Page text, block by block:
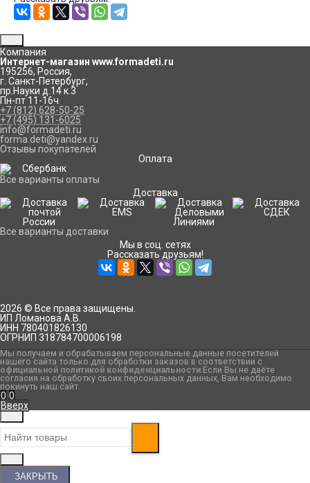
Компания
Интернет-магазин www.formadeti.ru
195256, Россия,
г. Санкт-Петербург,
пр.Науки д.14 к.3
Пн-пт 11-16ч
+7 (812) 628-50-25
+7 (495) 131-6025
info@formadeti.ru
forma.deti@yandex.ru
Отзывы покупателей
Оплата
Все варианты оплаты
Доставка
Все варианты доставки
Мы в соц. сетях
Рассказать друзьям!
2026 © Все права защищены.
ИП Ломанова А.В.
ИНН 780401826130
ОГРНИП 318784700006198
Мы получаем и обрабатываем персональные данные посетителей
нашего сайта только для обработки заказов в соответствии с
официальной политикой конфиденциальности.Если Вы не даёте
согласия на обработку своих персональных данных, Вам необходимо
покинуть наш сайт.
0 0
Вверх
ЗАКРЫТЬ